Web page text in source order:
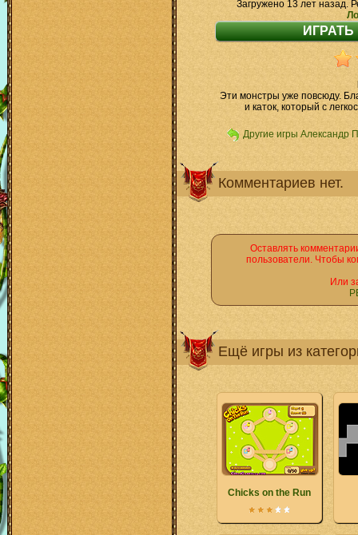
Загружено 13 лет назад.
Эти монстры уже повсюду.
и каток, который с
Другие игры Александр
Комментариев нет.
Оставлять
пользователи. Чтобы
Или
Ещё игры из
Chicks on the Run